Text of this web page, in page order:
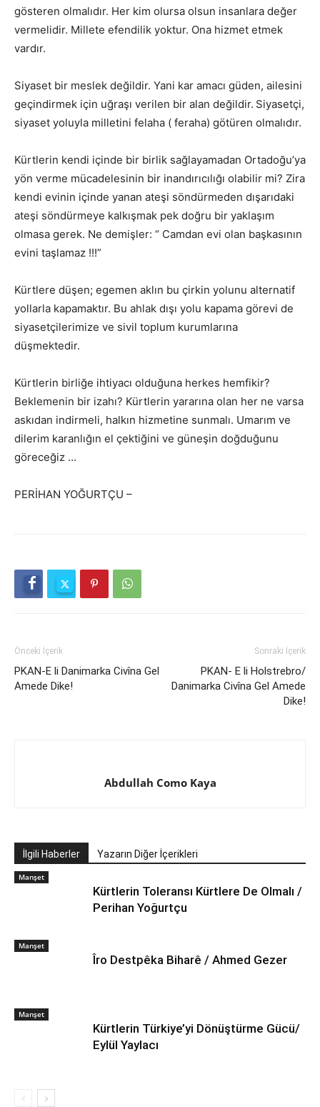
gösteren olmalıdır. Her kim olursa olsun insanlara değer
vermelidir. Millete efendilik yoktur. Ona hizmet etmek
vardır.
Siyaset bir meslek değildir. Yani kar amacı güden, ailesini
geçindirmek için uğraşı verilen bir alan değildir. Siyasetçi,
siyaset yoluyla milletini felaha ( feraha) götüren olmalıdır.
Kürtlerin kendi içinde bir birlik sağlayamadan Ortadoğu’ya
yön verme mücadelesinin bir inandırıcılığı olabilir mi? Zira
kendi evinin içinde yanan ateşi söndürmeden dışarıdaki
ateşi söndürmeye kalkışmak pek doğru bir yaklaşım
olmasa gerek. Ne demişler: “ Camdan evi olan başkasının
evini taşlamaz !!!”
Kürtlere düşen; egemen aklın bu çirkin yolunu alternatif
yollarla kapamaktır. Bu ahlak dışı yolu kapama görevi de
siyasetçilerimize ve sivil toplum kurumlarına
düşmektedir.
Kürtlerin birliğe ihtiyacı olduğuna herkes hemfikir?
Beklemenin bir izahı? Kürtlerin yararına olan her ne varsa
askıdan indirmeli, halkın hizmetine sunmalı. Umarım ve
dilerim karanlığın el çektiğini ve güneşin doğduğunu
göreceğiz …
PERİHAN YOĞURTÇU –
Önceki İçerik
PKAN-E li Danimarka Civîna Gel
Amede Dike!
Sonraki İçerik
PKAN- E li Holstrebro/
Danimarka Civîna Gel Amede
Dike!
Abdullah Como Kaya
İlgili Haberler Yazarın Diğer İçerikleri
Manşet
Kürtlerin Toleransı Kürtlere De Olmalı /
Perihan Yoğurtçu
Manşet
Îro Destpêka Biharê / Ahmed Gezer
Manşet
Kürtlerin Türkiye’yi Dönüştürme Gücü/
Eylül Yaylacı